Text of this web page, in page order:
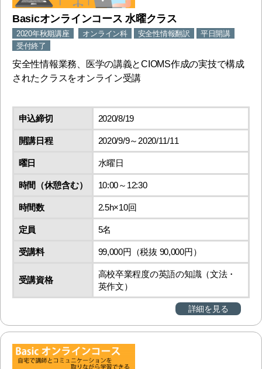
Basicオンラインコース 水曜クラス
2020年秋期講座 オンライン科 安全性情報翻訳
平日開講
受付終了
安全性情報業務、医学の講義とCIOMS作成の実技で構成
されたクラスをオンライン受講
申込締切 2020/8/19
開講日程 2020/9/9～2020/11/11
曜日 水曜日
時間（休憩含む） 10:00～12:30
時間数 2.5h×10回
定員 5名
受講料 99,000円（税抜 90,000円）
受講資格
高校卒業程度の英語の知識（文法・
英作文）
詳細を見る